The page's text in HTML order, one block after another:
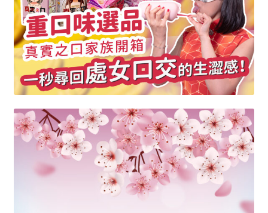
滑
隨
身
包/
洗
劑
量